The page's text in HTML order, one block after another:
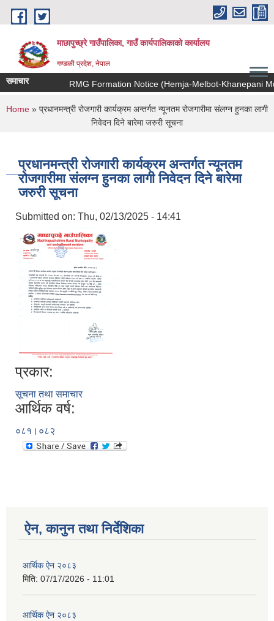
Skip to main content
माछापुच्छ्रे गाउँपालिका, गाउँ कार्यपालिकाको कार्यालय
गण्डकी प्रदेश, नेपाल
समाचार RMG Formation Notice (Hemja-Melbot-Khanepani
You are here
Home » प्रधानमन्त्री रोजगारी कार्यक्रम अन्तर्गत न्यूनतम रोजगारीमा संलग्‍न हुनका लागी
निवेदन दिने बारेमा जरुरी सूचना
प्रधानमन्त्री रोजगारी कार्यक्रम अन्तर्गत न्यूनतम
रोजगारीमा संलग्‍न हुनका लागी निवेदन दिने बारेमा
जरुरी सूचना
Submitted on: Thu, 02/13/2025 - 14:41
प्रकार:
सूचना तथा समाचार
आर्थिक वर्ष:
०८१।०८२
ऐन, कानुन तथा निर्देशिका
आर्थिक ऐन २०८३
मिति: 07/17/2026 - 11:01
आर्थिक ऐन २०८३